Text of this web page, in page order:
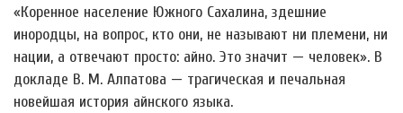
«Коренное население Южного Сахалина, здешние
инородцы, на вопрос, кто они, не называют ни племени, ни
нации, а отвечают просто: айно. Это значит — человек». В
докладе В. М. Алпатова — трагическая и печальная
новейшая история айнского языка.